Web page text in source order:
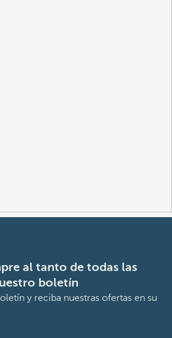
al tanto de todas las
boletín
y reciba nuestras ofertas en su